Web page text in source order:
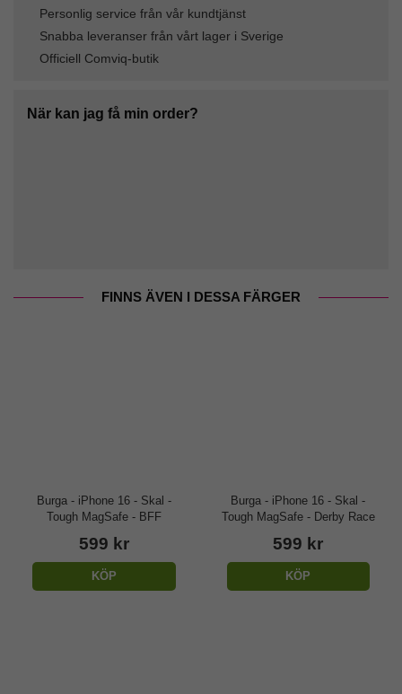
Personlig service från vår kundtjänst
Snabba leveranser från vårt lager i Sverige
Officiell Comviq-butik
När kan jag få min order?
FINNS ÄVEN I DESSA FÄRGER
Burga - iPhone 16 - Skal -
Tough MagSafe - BFF
599 kr
KÖP
Burga - iPhone 16 - Skal -
Tough MagSafe - Derby Race
599 kr
KÖP